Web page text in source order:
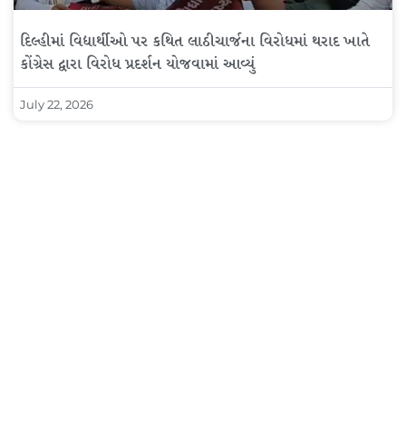
દિલ્હીમાં વિદ્યાર્થીઓ પર કથિત લાઠીચાર્જના વિરોધમાં થરાદ ખાતે
કોંગ્રેસ દ્વારા વિરોધ પ્રદર્શન યોજવામાં આવ્યું
July 22, 2026